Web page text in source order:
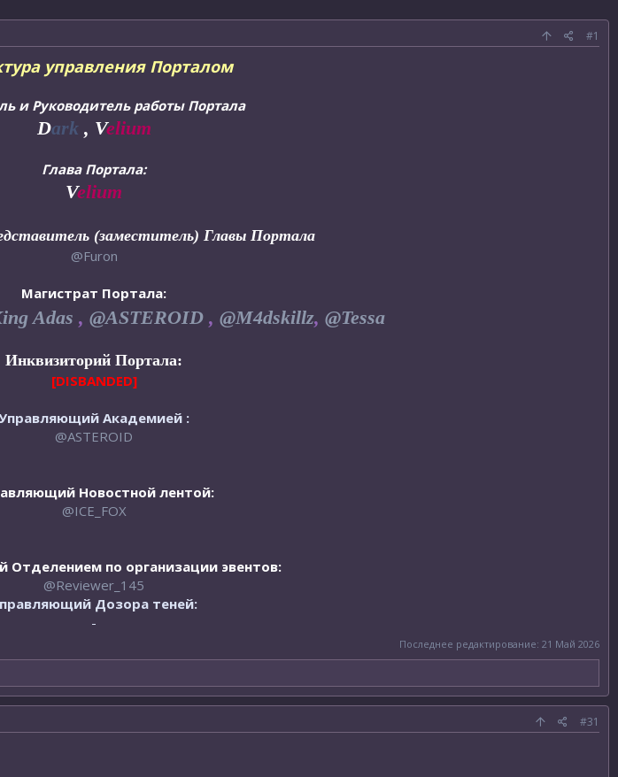
#1
управления Порталом
и Руководитель работы Портала
Dark , Velium
Глава Портала:
Velium
(заместитель) Главы Портала
@Furon
Магистрат Портала:
Adas , @ASTEROID, @M4dskillz, @Tessa
Инквизиторий Портала:
[DISBANDED]
Академией :
@ASTEROID
Новостной лентой:
@ICE_FOX
Отделением по организации эвентов:
@Reviewer_145
Дозора теней:
-​
Последнее редактирование: 21 Май 2026
#31